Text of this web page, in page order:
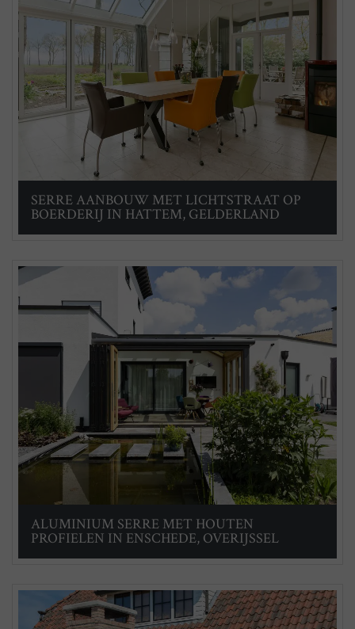
SERRE AANBOUW MET LICHTSTRAAT OP
BOERDERIJ IN HATTEM, GELDERLAND
ALUMINIUM SERRE MET HOUTEN
PROFIELEN IN ENSCHEDE, OVERIJSSEL